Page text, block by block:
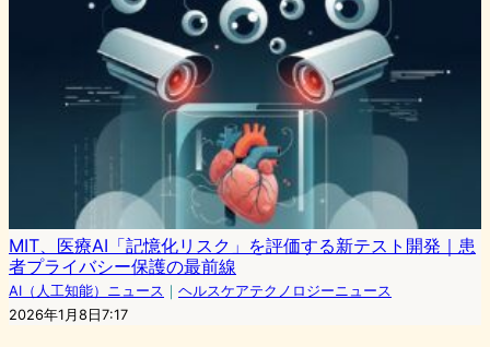
MIT、医療AI「記憶化リスク」を評価する新テスト開発｜患
者プライバシー保護の最前線
AI（人工知能）ニュース ｜ ヘルスケアテクノロジーニュース
2026年1月8日7:17